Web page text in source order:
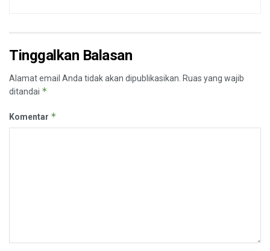
Tinggalkan Balasan
Alamat email Anda tidak akan dipublikasikan. Ruas yang wajib
ditandai *
Komentar *